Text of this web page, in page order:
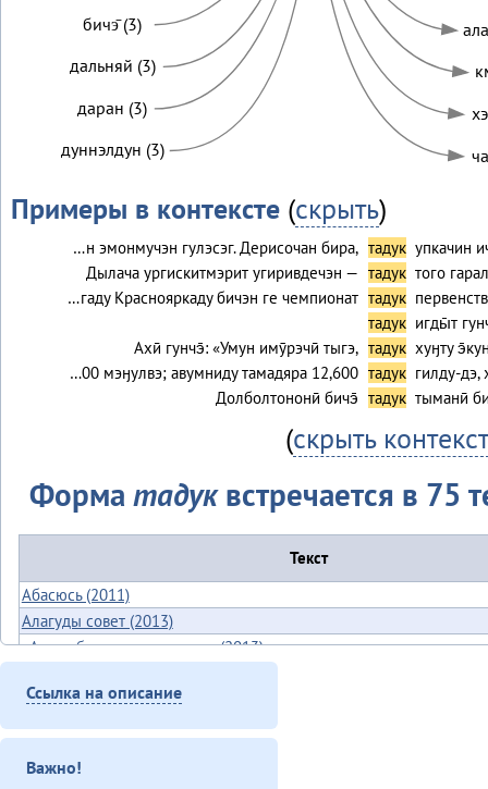
бичэ̄ (3)
дальняй (3)
даран (3)
дуннэлдун (3)
Примеры в контексте(скрыть)
…н эмонмучэн гулэсэг. Дерисочан бира, тадук упкачин
Дылача ургискитмэрит угиривдечэн — тадук того
…гаду Краснояркаду бичэн ге чемпионат тадук
тадук игды̄т
Ахӣ гунчэ̄: «Умун имӯрэчӣ тыгэ, тадук хуӈту
…00 мэӈулвэ; авумниду тамадяра 12,600 тадук гилду-дэ,
Долболтононӣ бичэ̄ тадук тыманӣ
(скрыть контекст
Форматадуквстречается в 75
Текст
Абасюсь (2011)
Алагуды совет (2013)
«Арун» балдынадук одалан (2013)
«Бугал танчэрил» – 2013 (2013)
Букатырь (2012)
Виктор Гаюльскай: «Севергар инмэн одёнэл» (2013)
Ссылка на описание
Важно!